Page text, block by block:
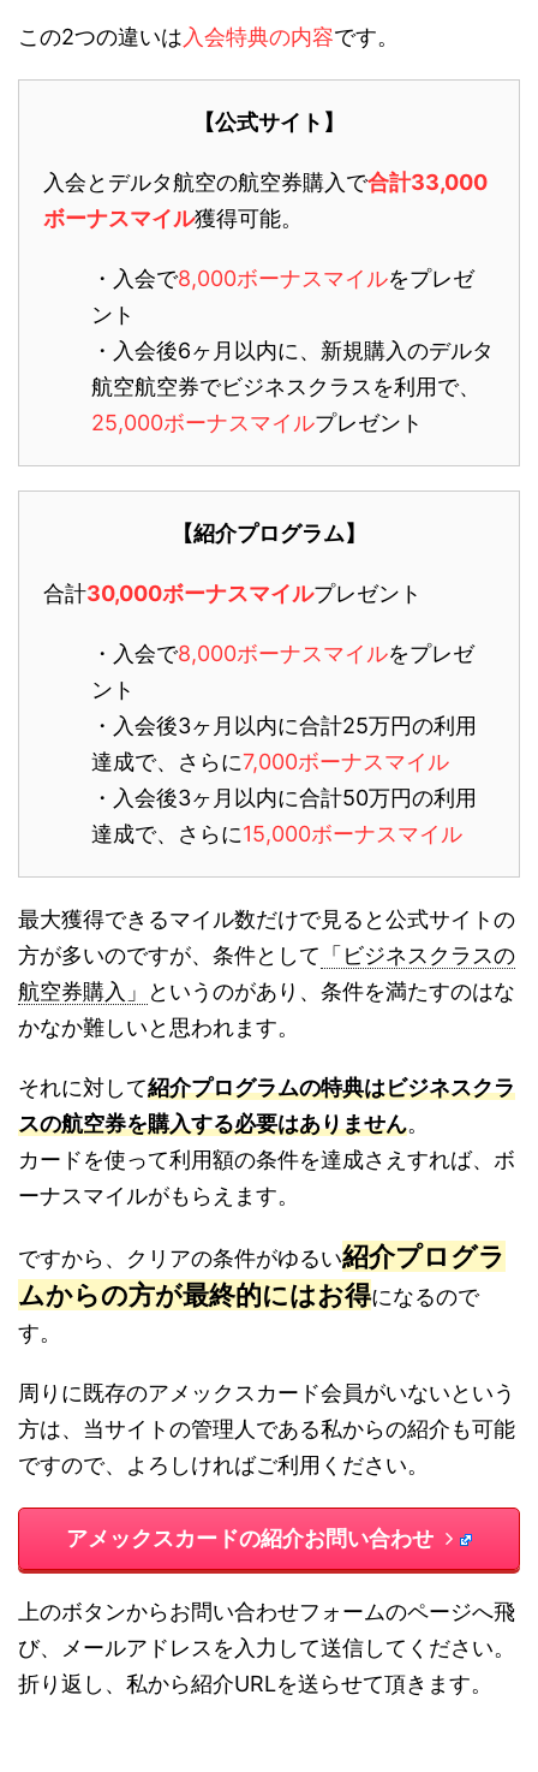
この2つの違いは 入会特典の内容です。
【公式サイト】
入会とデルタ航空の航空券購入で合計33,000
ボーナスマイル獲得可能。
・入会で8,000ボーナスマイルをプレゼ
ント
・入会後6ヶ月以内に、新規購入のデルタ
航空航空券でビジネスクラスを利用で、
25,000ボーナスマイルプレゼント
【紹介プログラム】
合計30,000ボーナスマイルプレゼント
・入会で8,000ボーナスマイルをプレゼ
ント
・入会後3ヶ月以内に合計25万円の利用
達成で、さらに7,000ボーナスマイル
・入会後3ヶ月以内に合計50万円の利用
達成で、さらに15,000ボーナスマイル
最大獲得できるマイル数だけで見ると公式サイトの
方が多いのですが、条件として 「ビジネスクラスの
航空券購入」
というのがあり、条件を満たすのはな
かなか難しいと思われます。
それに対して紹介プログラムの特典はビジネスクラ
スの航空券を購入する必要はありません。
カードを使って利用額の条件を達成さえすれば、ボ
ーナスマイルがもらえます。
ですから、クリアの条件がゆるい紹介プログラ
ムからの方が最終的にはお得になるので
す。
周りに既存のアメックスカード会員がいないという
方は、当サイトの管理人である私からの紹介も可能
ですので、よろしければご利用ください。
アメックスカードの紹介お問い合わせ
上のボタンからお問い合わせフォームのページへ飛
び、メールアドレスを入力して送信してください。
折り返し、私から紹介URLを送らせて頂きます。